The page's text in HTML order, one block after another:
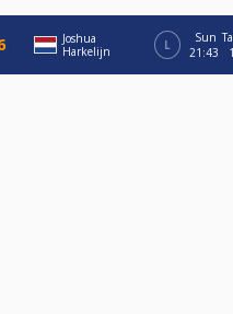
Joshua
Harkelijn
L
Sun
21:43